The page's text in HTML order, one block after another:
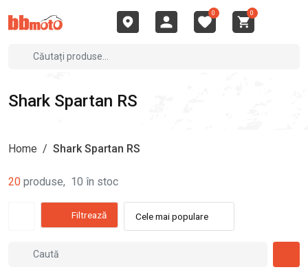
0 0
Shark Spartan RS
Home / Shark Spartan RS
20 produse, 10 în stoc
Filtrează Cele mai populare